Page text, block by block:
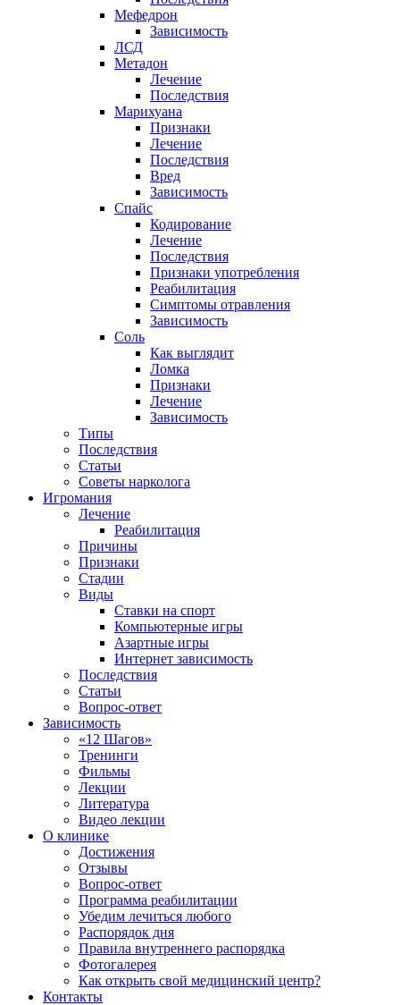
Мефедрон
Зависимость
ЛСД
Метадон
Лечение
Последствия
Марихуана
Признаки
Лечение
Последствия
Вред
Зависимость
Спайс
Кодирование
Лечение
Последствия
Признаки употребления
Реабилитация
Симптомы отравления
Зависимость
Соль
Как выглядит
Ломка
Признаки
Лечение
Зависимость
Типы
Последствия
Статьи
Советы нарколога
Игромания
Лечение
Реабилитация
Причины
Признаки
Стадии
Виды
Ставки на спорт
Компьютерные игры
Азартные игры
Интернет зависимость
Последствия
Статьи
Вопрос-ответ
Зависимость
«12 Шагов»
Тренинги
Фильмы
Лекции
Литература
Видео лекции
О клинике
Достижения
Отзывы
Вопрос-ответ
Программа реабилитации
Убедим лечиться любого
Распорядок дня
Правила внутреннего распорядка
Фотогалерея
Как открыть свой медицинский центр?
Контакты